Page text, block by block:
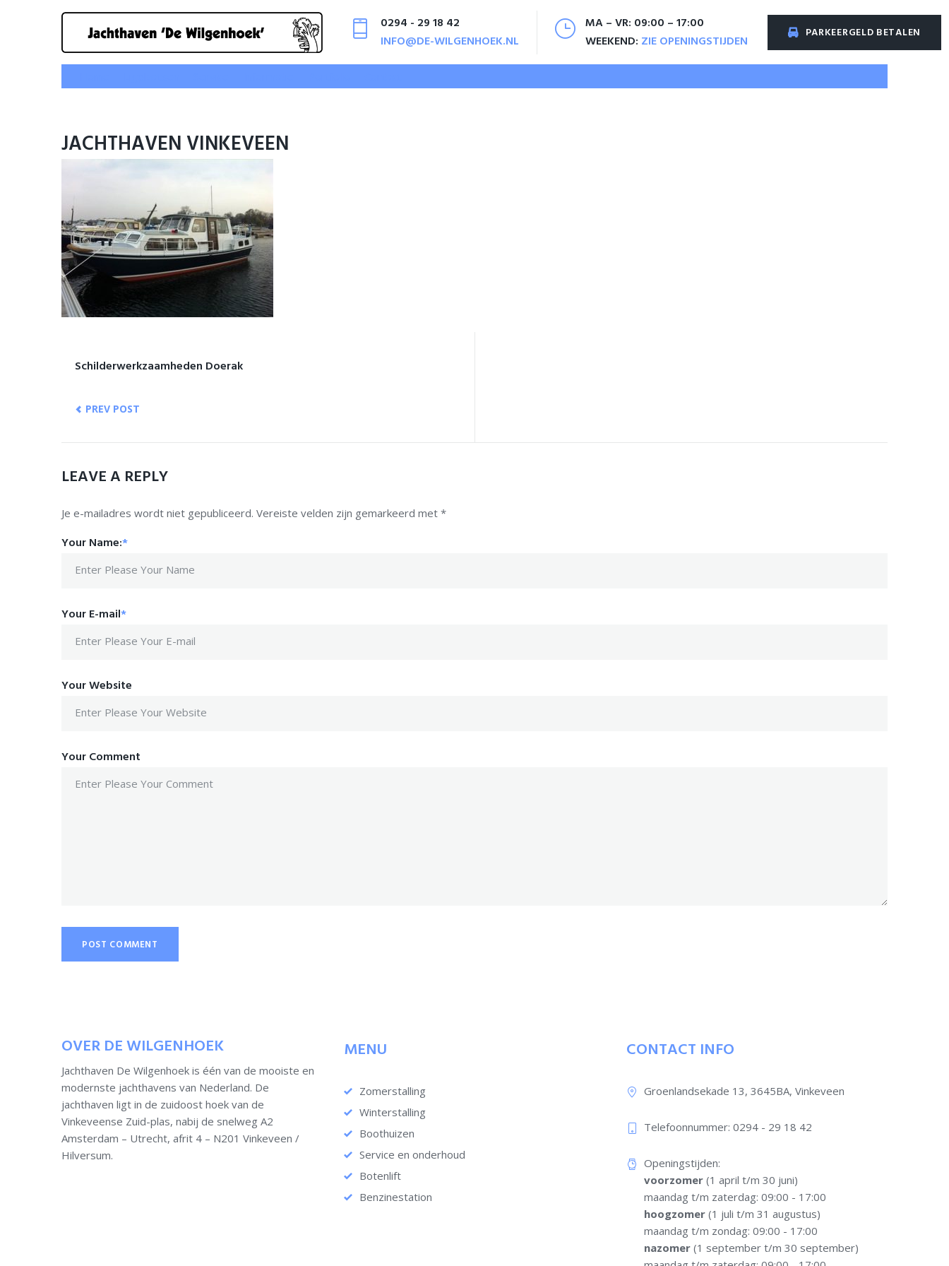
0294 - 29 18 42
INFO@DE-WILGENHOEK.NL
MA – VR: 09:00 – 17:00
WEEKEND: ZIE OPENINGSTIJDEN PARKEERGELD BETALEN
JACHTHAVEN VINKEVEEN
Schilderwerkzaamheden Doerak
PREV POST
LEAVE A REPLY
Je e-mailadres wordt niet gepubliceerd. Vereiste velden zijn gemarkeerd met *
Your Name:*
Your E-mail*
Your Website
Your Comment
OVER DE WILGENHOEK
Jachthaven De Wilgenhoek is één van de mooiste en
modernste jachthavens van Nederland. De
jachthaven ligt in de zuidoost hoek van de
Vinkeveense Zuid-plas, nabij de snelweg A2
Amsterdam – Utrecht, afrit 4 – N201 Vinkeveen /
Hilversum.
MENU
Zomerstalling
Winterstalling
Boothuizen
Service en onderhoud
Botenlift
Benzinestation
CONTACT INFO
Groenlandsekade 13, 3645BA, Vinkeveen
Telefoonnummer: 0294 - 29 18 42​
Openingstijden:
voorzomer(1 april t/m 30 juni)
maandag t/m zaterdag: 09:00 - 17:00
hoogzomer(1 juli t/m 31 augustus)
maandag t/m zondag: 09:00 - 17:00
nazomer(1 september t/m 30 september)